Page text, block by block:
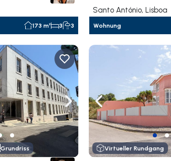
173 m² 3 3
Santo António, Lisboa
Wohnung
Nach rechts navigieren
Grundriss
Nach links navigieren
Virtueller Rundgang